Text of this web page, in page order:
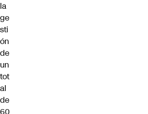
la
ge
sti
ón
de
un
tot
al
de
60